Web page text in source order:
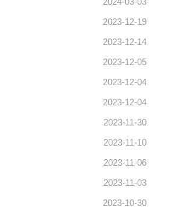
2023-12-19
2023-12-14
2023-12-05
2023-12-04
2023-12-04
2023-11-30
2023-11-10
2023-11-06
2023-11-03
2023-10-30